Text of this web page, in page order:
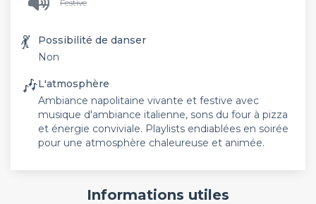
Festive
💃
Possibilité de danser
Non
🎶L'atmosphère
Ambiance napolitaine vivante et festive avec
musique d'ambiance italienne, sons du four à pizza
et énergie conviviale. Playlists endiablées en soirée
pour une atmosphère chaleureuse et animée.
Informations utiles